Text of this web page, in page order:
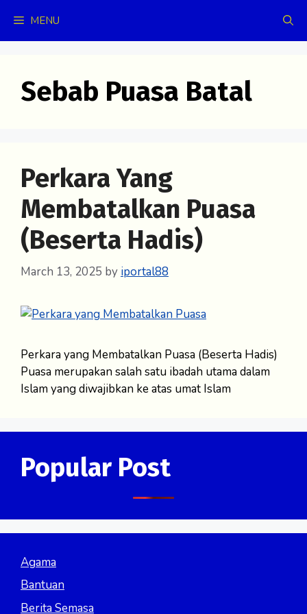
content
MENU
Sebab Puasa Batal
Perkara Yang
Membatalkan Puasa
(Beserta Hadis)
March 13, 2025 by iportal88
Perkara yang Membatalkan Puasa (Beserta Hadis)
Puasa merupakan salah satu ibadah utama dalam
Islam yang diwajibkan ke atas umat Islam
Popular Post
Agama
Bantuan
Berita Semasa